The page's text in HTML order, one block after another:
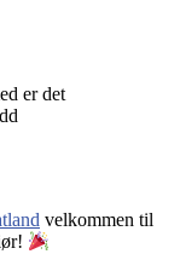
er det
velkommen til